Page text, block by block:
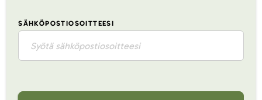
SÄHKÖPOSTIOSOITTEESI